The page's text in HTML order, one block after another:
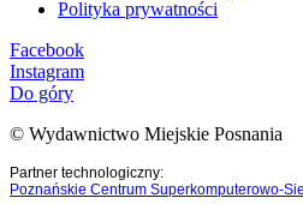
Polityka prywatności
Facebook
Instagram
Do góry
© Wydawnictwo Miejskie Posnania
Partner technologiczny:
Poznańskie Centrum Superkomputerowo-